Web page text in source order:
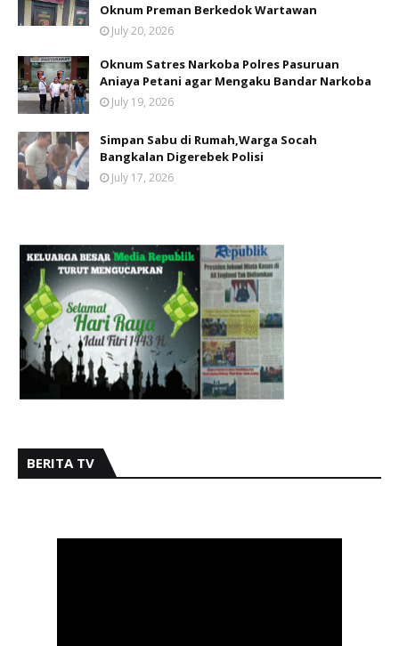
Oknum Preman Berkedok Wartawan
July 20, 2026
Oknum Satres Narkoba Polres Pasuruan
Aniaya Petani agar Mengaku Bandar Narkoba
July 19, 2026
Simpan Sabu di Rumah,Warga Socah
Bangkalan Digerebek Polisi
July 17, 2026
BERITA TV